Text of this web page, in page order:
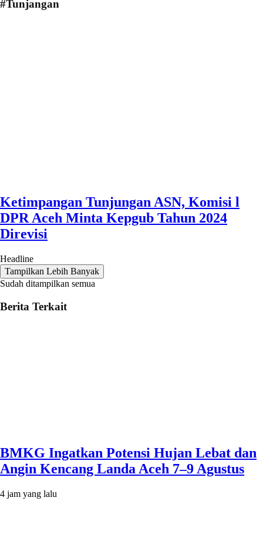
#Tunjangan
Ketimpangan Tunjungan ASN, Komisi l
DPR Aceh Minta Kepgub Tahun 2024
Direvisi
Headline
Tampilkan Lebih Banyak
Sudah ditampilkan semua
Berita Terkait
BMKG Ingatkan Potensi Hujan Lebat dan
Angin Kencang Landa Aceh 7–9 Agustus
4 jam yang lalu